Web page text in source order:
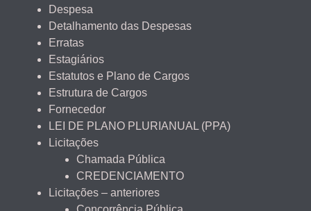
Despesa
Detalhamento das Despesas
Erratas
Estagiários
Estatutos e Plano de Cargos
Estrutura de Cargos
Fornecedor
LEI DE PLANO PLURIANUAL (PPA)
Licitações
Chamada Pública
CREDENCIAMENTO
Licitações – anteriores